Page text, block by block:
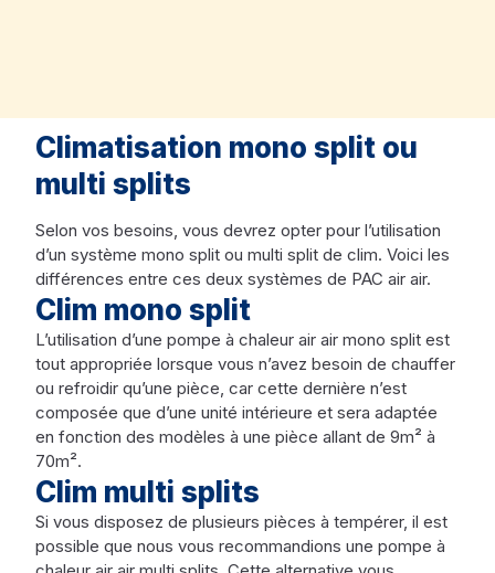
Climatisation mono split ou
multi splits
Selon vos besoins, vous devrez opter pour l’utilisation
d’un système mono split ou multi split de clim. Voici les
différences entre ces deux systèmes de PAC air air.
Clim mono split
L’utilisation d’une pompe à chaleur air air mono split est
tout appropriée lorsque vous n’avez besoin de chauffer
ou refroidir qu’une pièce, car cette dernière n’est
composée que d’une unité intérieure et sera adaptée
en fonction des modèles à une pièce allant de 9m² à
70m².
Clim multi splits
Si vous disposez de plusieurs pièces à tempérer, il est
possible que nous vous recommandions une pompe à